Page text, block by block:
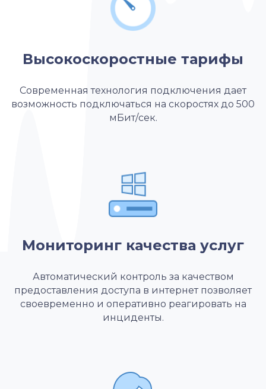
Высокоскоростные тарифы
Современная технология подключения дает
возможность подключаться на скоростях до 500
мБит/сек.
Мониторинг качества услуг
Автоматический контроль за качеством
предоставления доступа в интернет позволяет
своевременно и оперативно реагировать на
инциденты.